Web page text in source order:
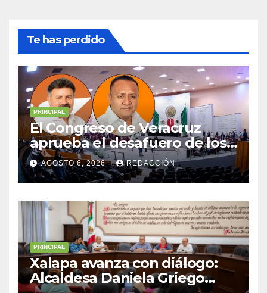
Te has perdido
PRINCIPAL
El Congreso de Veracruz
aprueba el desafuero de los
alcaldes de Ixhuatlán del
Sureste y Úrsulo Galván para
que enfrenten a la justicia
AGOSTO 6, 2026 REDACCIÓN
PRINCIPAL
Xalapa avanza con diálogo:
Alcaldesa Daniela Griego